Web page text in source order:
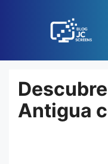
Antigua